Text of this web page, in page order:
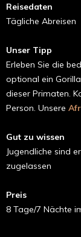
Reisedaten
Tägliche Abreisen
Unser Tipp
Erleben Sie die
optional ein
dieser Primaten.
Person. Unsere
Gut zu wissen
Jugendliche sind
zugelassen
Preis
8 Tage/7 Nächte